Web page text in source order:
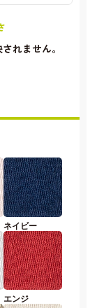
れません。
ネイビー
エンジ